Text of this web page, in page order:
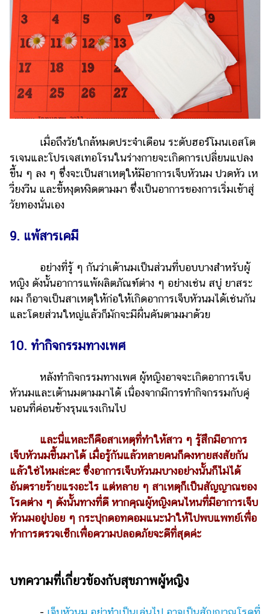
เมื่อถึงวัยใกล้หมดประจำเดือน ระดับฮอร์โมนเอสโต
รเจนและโปรเจสเทอโรนในร่างกายจะเกิดการเปลี่ยนแปลง
ขึ้น ๆ ลง ๆ ซึ่งจะเป็นสาเหตุให้มีอาการเจ็บหัวนม ปวดหัว เห
วี่ยงวีน และขี้หงุดหงิดตามมา ซึ่งเป็นอาการของการเริ่มเข้าสู่
วัยทองนั่นเอง
9. แพ้สารเคมี
อย่างที่รู้ ๆ กันว่าเต้านมเป็นส่วนที่บอบบางสำหรับผู้
หญิง ดังนั้นอาการแพ้ผลิตภัณฑ์ต่าง ๆ อย่างเช่น สบู่ ยาสระ
ผม ก็อาจเป็นสาเหตุให้ก่อให้เกิดอาการเจ็บหัวนมได้เช่นกัน
และโดยส่วนใหญ่แล้วก็มักจะมีผื่นคันตามมาด้วย
10. ทำกิจกรรมทางเพศ
หลังทำกิจกรรมทางเพศ ผู้หญิงอาจจะเกิดอาการเจ็บ
หัวนมและเต้านมตามมาได้ เนื่องจากมีการทำกิจกรรมกับคู่
นอนที่ค่อนข้างรุนแรงเกินไป
และนี่แหละก็คือสาเหตุที่ทำให้สาว ๆ รู้สึกมีอาการ
เจ็บหัวนมขึ้นมาได้ เมื่อรู้กันแล้วหลายคนก็คงหายสงสัยกัน
แล้วใช่ไหมล่ะคะ ซึ่งอาการเจ็บหัวนมบางอย่างนั้นก็ไม่ได้
อันตรายร้ายแรงอะไร แต่หลาย ๆ สาเหตุก็เป็นสัญญาณของ
โรคต่าง ๆ ดังนั้นทางที่ดี หากคุณผู้หญิงคนไหนที่มีอาการเจ็บ
หัวนมอยู่บ่อย ๆ กระปุกดอทคอมแนะนำให้ไปพบแพทย์เพื่อ
ทำการตรวจเช็กเพื่อความปลอดภัยจะดีที่สุดค่ะ
บทความที่เกี่ยวข้องกับสุขภาพผู้หญิง